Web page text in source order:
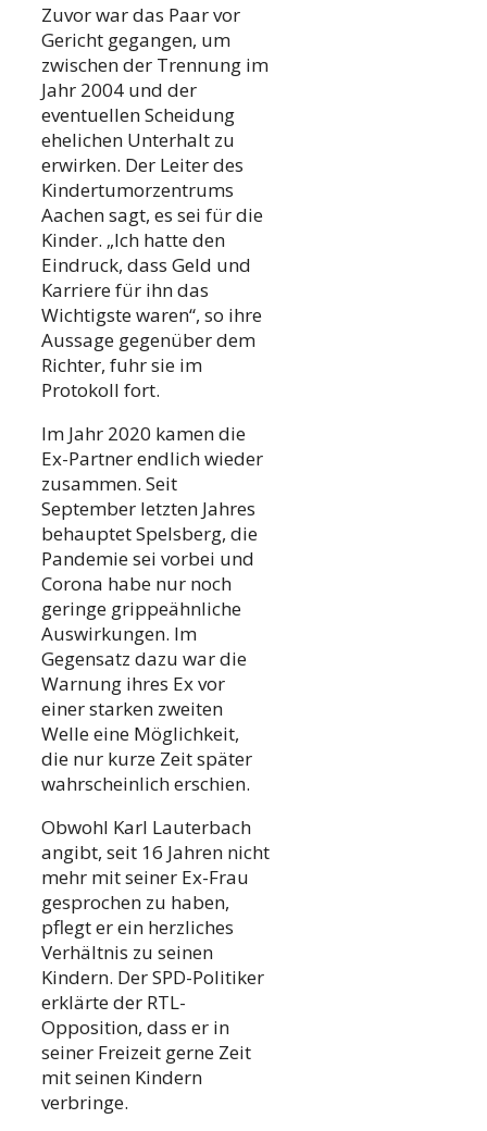
Zuvor war das Paar vor
Gericht gegangen, um
zwischen der Trennung im
Jahr 2004 und der
eventuellen Scheidung
ehelichen Unterhalt zu
erwirken. Der Leiter des
Kindertumorzentrums
Aachen sagt, es sei für die
Kinder. „Ich hatte den
Eindruck, dass Geld und
Karriere für ihn das
Wichtigste waren“, so ihre
Aussage gegenüber dem
Richter, fuhr sie im
Protokoll fort.
Im Jahr 2020 kamen die
Ex-Partner endlich wieder
zusammen. Seit
September letzten Jahres
behauptet Spelsberg, die
Pandemie sei vorbei und
Corona habe nur noch
geringe grippeähnliche
Auswirkungen. Im
Gegensatz dazu war die
Warnung ihres Ex vor
einer starken zweiten
Welle eine Möglichkeit,
die nur kurze Zeit später
wahrscheinlich erschien.
Obwohl Karl Lauterbach
angibt, seit 16 Jahren nicht
mehr mit seiner Ex-Frau
gesprochen zu haben,
pflegt er ein herzliches
Verhältnis zu seinen
Kindern. Der SPD-Politiker
erklärte der RTL-
Opposition, dass er in
seiner Freizeit gerne Zeit
mit seinen Kindern
verbringe.